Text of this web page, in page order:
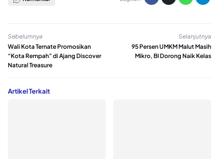
Sebelumnya
Wali Kota Ternate Promosikan
“Kota Rempah” di Ajang Discover
Natural Treasure
Selanjutnya
95 Persen UMKM Malut Masih
Mikro, BI Dorong Naik Kelas
Artikel Terkait